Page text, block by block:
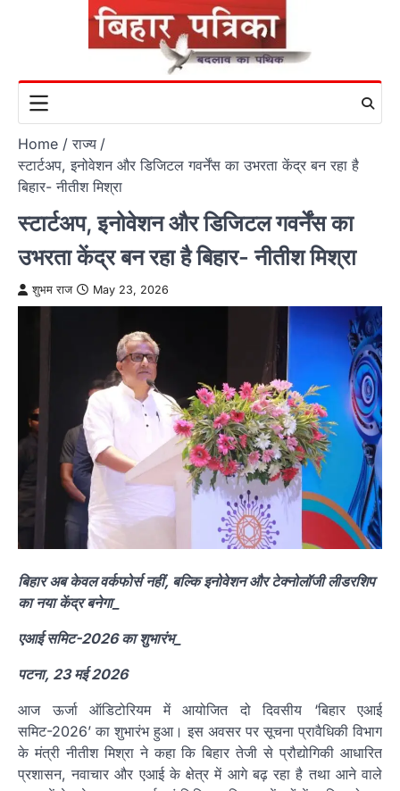
Home
राज्य
स्टार्टअप, इनोवेशन और डिजिटल गवर्नेंस का उभरता केंद्र बन रहा है
बिहार- नीतीश मिश्रा
स्टार्टअप, इनोवेशन और डिजिटल गवर्नेंस का
उभरता केंद्र बन रहा है बिहार- नीतीश मिश्रा
शुभम राज May 23, 2026
बिहार अब केवल वर्कफोर्स नहीं, बल्कि इनोवेशन और टेक्नोलॉजी लीडरशिप
का नया केंद्र बनेगा_
एआई समिट-2026 का शुभारंभ_
पटना, 23 मई 2026
आज ऊर्जा ऑडिटोरियम में आयोजित दो दिवसीय ‘बिहार एआई
समिट-2026’ का शुभारंभ हुआ। इस अवसर पर सूचना प्रावैधिकी विभाग
के मंत्री नीतीश मिश्रा ने कहा कि बिहार तेजी से प्रौद्योगिकी आधारित
प्रशासन, नवाचार और एआई के क्षेत्र में आगे बढ़ रहा है तथा आने वाले